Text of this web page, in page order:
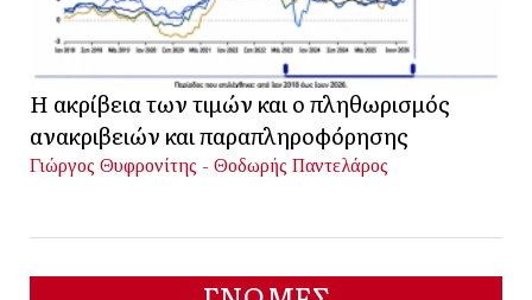
Η ακρίβεια των τιμών και ο πληθωρισμός
ανακριβειών και παραπληροφόρησης
Γιώργος Θυφρονίτης - Θοδωρής Παντελάρος